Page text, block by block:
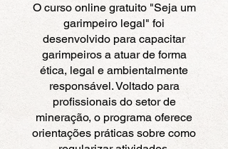
O curso online gratuito "Seja um
garimpeiro legal" foi
desenvolvido para capacitar
garimpeiros a atuar de forma
ética, legal e ambientalmente
responsável. Voltado para
profissionais do setor de
mineração, o programa oferece
orientações práticas sobre como